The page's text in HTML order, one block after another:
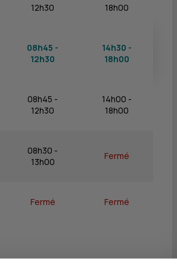
12h30
18h00
08h45 -
12h30
14h30 -
18h00
08h45 -
12h30
14h00 -
18h00
08h30 -
13h00
Fermé
Fermé Fermé